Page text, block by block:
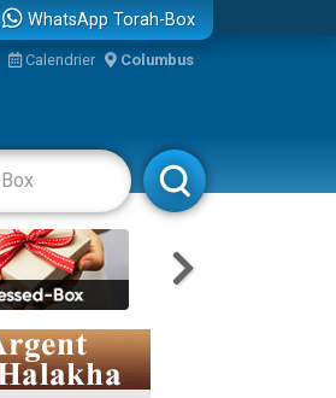
WhatsApp Torah-Box
Calendrier Columbus
Rabbanim